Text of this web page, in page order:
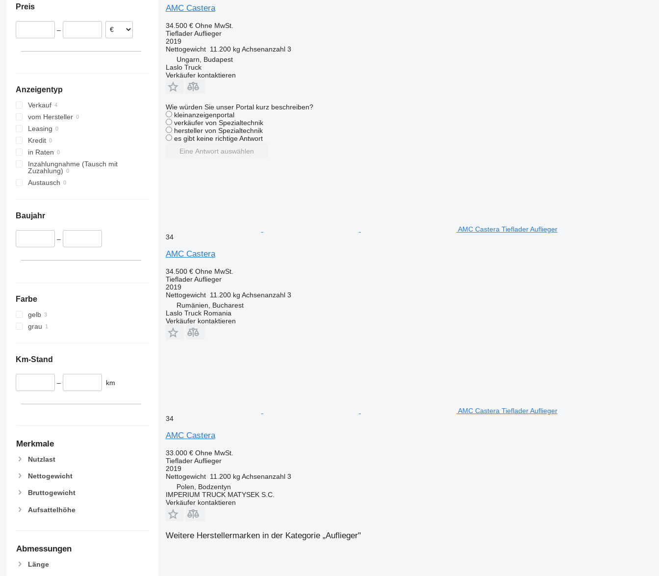
Preis
–
Anzeigentyp
Verkauf
vom Hersteller
Leasing
Kredit
in Raten
Inzahlungnahme (Tausch mit
Zuzahlung)
Austausch
Baujahr
–
Farbe
gelb
grau
Km-Stand
– km
Merkmale
Nutzlast
Nettogewicht
Bruttogewicht
Aufsattelhöhe
Abmessungen
Länge
AMC Castera
34.500 € Ohne MwSt.
Tieflader Auflieger
2019
Nettogewicht 11.200 kg Achsenanzahl 3
Ungarn, Budapest
Laslo Truck
Verkäufer kontaktieren
Wie würden Sie unser Portal kurz beschreiben?
kleinanzeigenportal
verkäufer von Spezialtechnik
hersteller von Spezialtechnik
es gibt keine richtige Antwort
Eine Antwort auswählen
AMC Castera Tieflader Auflieger
34
AMC Castera
34.500 € Ohne MwSt.
Tieflader Auflieger
2019
Nettogewicht 11.200 kg Achsenanzahl 3
Rumänien, Bucharest
Laslo Truck Romania
Verkäufer kontaktieren
AMC Castera Tieflader Auflieger
34
AMC Castera
33.000 € Ohne MwSt.
Tieflader Auflieger
2019
Nettogewicht 11.200 kg Achsenanzahl 3
Polen, Bodzentyn
IMPERIUM TRUCK MATYSEK S.C.
Verkäufer kontaktieren
Weitere Herstellermarken in der Kategorie „Auflieger"